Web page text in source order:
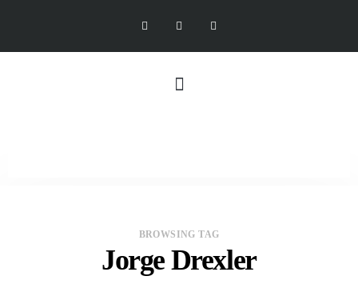
BROWSING TAG
Jorge Drexler